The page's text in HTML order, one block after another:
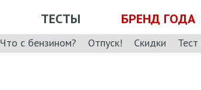
ТЕСТЫ БРЕНД ГОДА
Что с бензином? Отпуск! Скидки